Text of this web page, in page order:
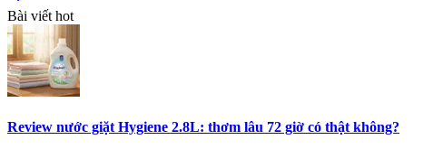
Bài viết hot
Review nước giặt Hygiene 2.8L: thơm lâu 72 giờ có thật không?